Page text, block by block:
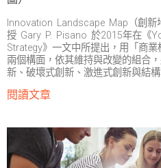
Innovation Landscape Map（創新
授 Gary P. Pisano 於2015年在《
Strategy》一文中所提出，用「商
兩個構面，依其維持與改變的組合
新、破壞式創新、激進式創新與結構
閱讀文章